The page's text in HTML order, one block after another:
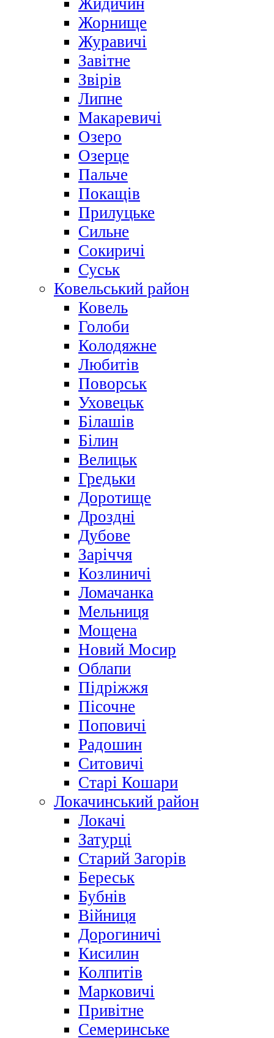
Жидичин
Жорнище
Журавичі
Завітне
Звірів
Липне
Макаревичі
Озеро
Озерце
Пальче
Покащів
Прилуцьке
Сильне
Сокиричі
Суськ
Ковельський район
Ковель
Голоби
Колодяжне
Любитів
Поворськ
Уховецьк
Білашів
Білин
Велицьк
Гредьки
Доротище
Дроздні
Дубове
Заріччя
Козлиничі
Ломачанка
Мельниця
Мощена
Новий Мосир
Облапи
Підріжжя
Пісочне
Поповичі
Радошин
Ситовичі
Старі Кошари
Локачинський район
Локачі
Затурці
Старий Загорів
Береськ
Бубнів
Війниця
Дорогиничі
Кисилин
Колпитів
Марковичі
Привітне
Семеринське